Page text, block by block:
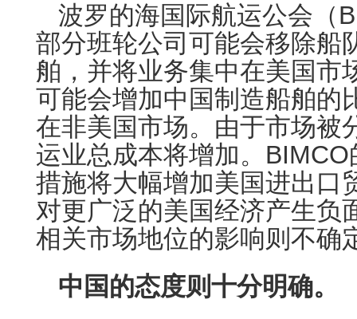
波罗的海国际航运公会（
部分班轮公司可能会移除船
舶，并将业务集中在美国市
可能会增加中国制造船舶的
在非美国市场。由于市场被
运业总成本将增加。
措施将大幅增加美国进出口
对更广泛的美国经济产生负
相关市场地位的影响则不确
中国的态度则十分明确。